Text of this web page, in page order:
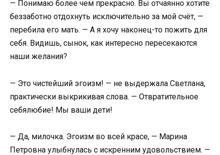
— Понимаю более чем прекрасно. Вы отчаянно хотите
беззаботно отдохнуть исключительно за мой счёт, —
перебила его мать. — А я хочу наконец-то пожить для
себя. Видишь, сынок, как интересно пересекаются
наши желания?
— Это чистейший эгоизм! — не выдержала Светлана,
практически выкрикивая слова. — Отвратительное
себялюбие! Мы ваши дети!
— Да, милочка. Эгоизм во всей красе, — Марина
Петровна улыбнулась с искренним удовольствием. —